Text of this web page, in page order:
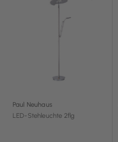
Paul Neuhaus
LED-Stehleuchte 2flg